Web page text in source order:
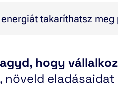
termékleírásokkal
oldalak, termékleírások
B teszteléssel folyamatosan
takaríthatsz
stratégiai tartalomtervezéssel
automatizált tartalomkészítési
hogy
növeld